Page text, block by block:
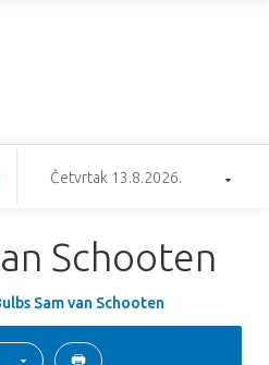
Četvrtak 13.8.2026.
Schooten
Sam van Schooten